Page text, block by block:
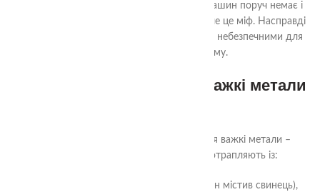
дворі чи парку. Багато хто думає: якщо машин поруч немає і
все виглядає чисто – значить, безпечно. Але це міф. Насправді
навіть гарні на вигляд плоди можуть бути небезпечними для
здоров’я. Розберемося, чому.
1. Невидима небезпека: важкі метали
У містах у ґрунті роками накопичуються важкі метали –
свинець, кадмій, мідь, ртуть. Вони потрапляють із:
✔ вихлопних газів (ще з часів, коли бензин містив свинець),